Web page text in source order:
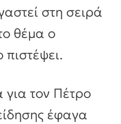
στη σειρά
θέμα ο
τον Πέτρο
έφαγα